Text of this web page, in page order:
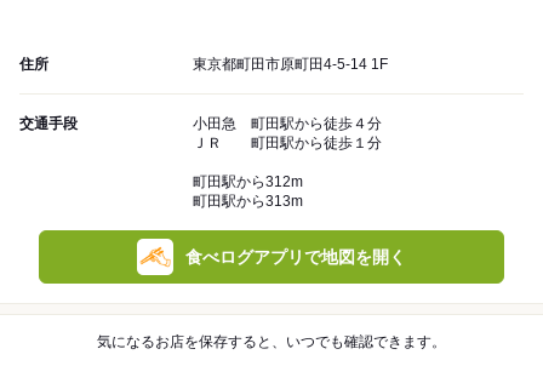
住所 東京都町田市原町田4-5-14 1F
交通手段
小田急 町田駅から徒歩４分
ＪＲ 町田駅から徒歩１分
町田駅から312m
町田駅から313m
食べログアプリで地図を開く
気になるお店を保存すると、いつでも確認できます。